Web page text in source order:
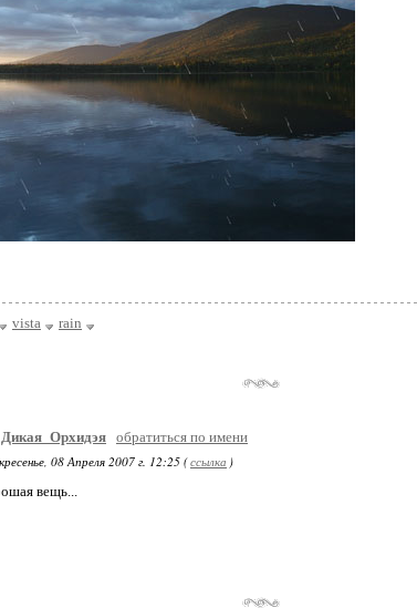
vista rain
Дикая_Орхидэя обратиться по имени
08 Апреля 2007 г. 12:25 (ссылка )
вещь...